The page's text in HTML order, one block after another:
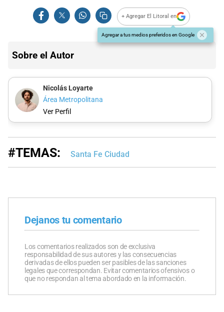
+ Agregar El Litoral en
Agregar a tus medios preferidos en Google
Sobre el Autor
Nicolás Loyarte
Área Metropolitana
Ver Perfil
#TEMAS: Santa Fe Ciudad
Dejanos tu comentario
Los comentarios realizados son de exclusiva
responsabilidad de sus autores y las consecuencias
derivadas de ellos pueden ser pasibles de las sanciones
legales que correspondan. Evitar comentarios ofensivos o
que no respondan al tema abordado en la información.